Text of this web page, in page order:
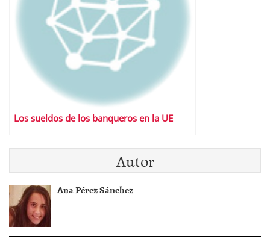
Los sueldos de los banqueros en la UE
Autor
Ana Pérez Sánchez